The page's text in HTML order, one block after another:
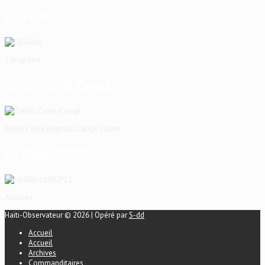
Haïti-Observateur © 2026 | Opéré parS-dd
Accueil
Accueil
Archives